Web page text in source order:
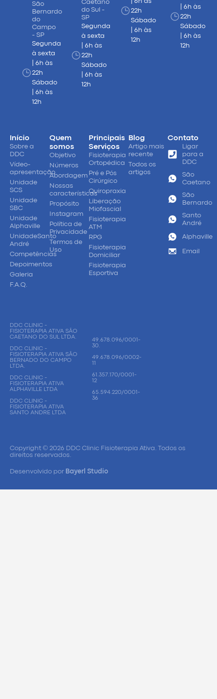
São
Bernardo
do
Campo
- SP
Segunda
à sexta
| 6h às
22h
Sábado
| 6h às
12h
Caetano
do Sul -
SP
Segunda
à sexta
| 6h às
22h
Sábado
| 6h às
12h
22h
Sábado
| 6h às
12h
| 6h às
22h
Sábado
| 6h às
12h
Início
Sobre a
DDC
Vídeo-
apresentação
Unidade
SCS
Unidade
SBC
Unidade
Alphaville
UnidadeSanto
André
Competências
Depoimentos
Galeria
F.A.Q.
Quem
somos
Objetivo
Números
Abordagem
Nossas
características
Propósito
Instagram
Política de
Privacidade
Termos de
Uso
Principais
Serviços
Fisioterapia
Ortopédica
Pré e Pós
Cirúrgico
Quiropraxia
Liberação
Miofascial
Fisioterapia
ATM
RPG
Fisioterapia
Domiciliar
Fisioterapia
Esportiva
Blog
Artigo mais
recente
Todos os
artigos
Contato
Ligar
para a
DDC
São
Caetano
São
Bernardo
Santo
André
Alphaville
Email
DDC CLINIC -
FISIOTERAPIA ATIVA SÃO
CAETANO DO SUL LTDA.
DDC CLINIC -
FISIOTERAPIA ATIVA SÃO
BERNADO DO CAMPO
LTDA.
DDC CLINIC -
FISIOTERAPIA ATIVA
ALPHAVILLE LTDA
DDC CLINIC -
FISIOTERAPIA ATIVA
SANTO ANDRE LTDA
49.678.096/0001-
30.
49.678.096/0002-
11
61.357.170/0001-
12
65.594.220/0001-
36
Copyright © 2026 DDC Clinic Fisioterapia Ativa. Todos os
direitos reservados.
Desenvolvido por Bayerl Studio